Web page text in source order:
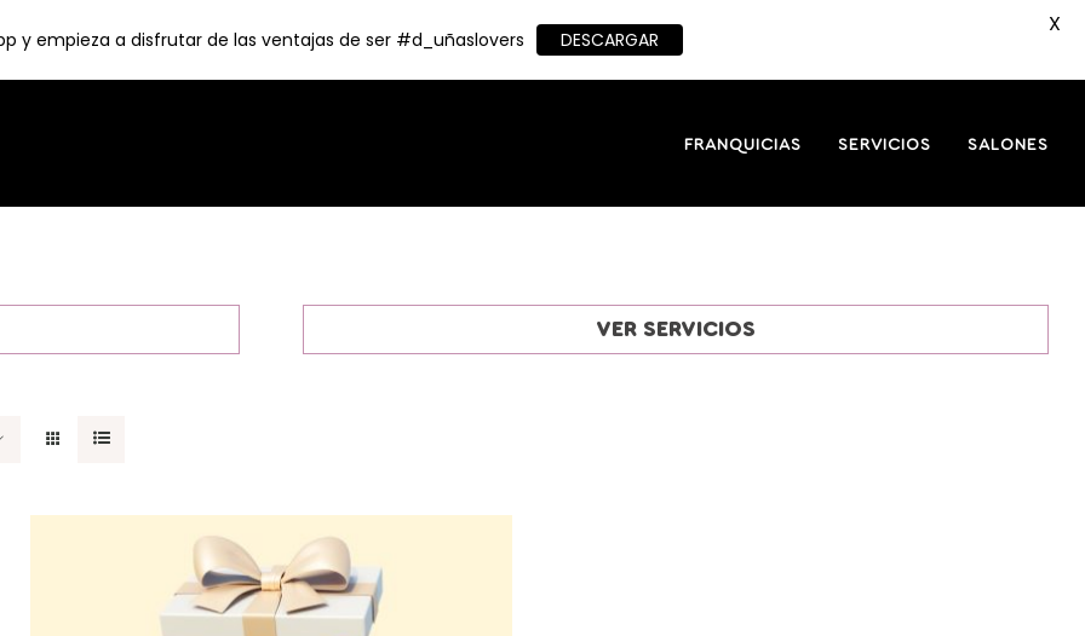
FRANQUICIAS SERVICIOS SALONES
VER SERVICIOS
y empieza a disfrutar de las ventajas de ser #d_uñaslovers DESCARGAR
X